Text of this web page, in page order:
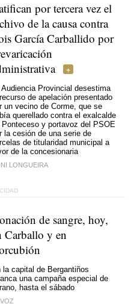
por tercera vez el
de la causa contra
García Carballido por
Audiencia Provincial desestima
de apelación presentado
un vecino de Corme, que se
querellado contra el exalcalde
Ponteceso y portavoz del PSOE
la cesión de una serie de
de titularidad municipal a
de la concesionaria
LONGUEIRA
de sangre, hoy,
Carballo y en
la capital de Bergantiños
una campaña especial de
hasta el sábado